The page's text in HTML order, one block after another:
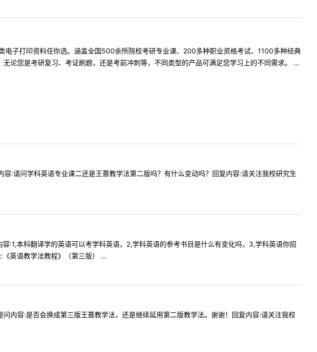
电子打印资料任你选。涵盖全国500余所院校考研专业课、200多种职业资格考试、1100多种经典
论您是考研复习、考证刷题，还是考前冲刺等，不同类型的产品可满足您学习上的不同需求。 ...
问学科英语专业课二还是王蔷教学法第二版吗？有什么变动吗？回复内容:请关注我校研究生
本科翻译学的英语可以考学科英语，2,学科英语的参考书目是什么有变化吗，3,学科英语你招
英语教学法教程》（第三版） ...
容:是否会换成第三版王蔷教学法，还是继续延用第二版教学法。谢谢！回复内容:请关注我校